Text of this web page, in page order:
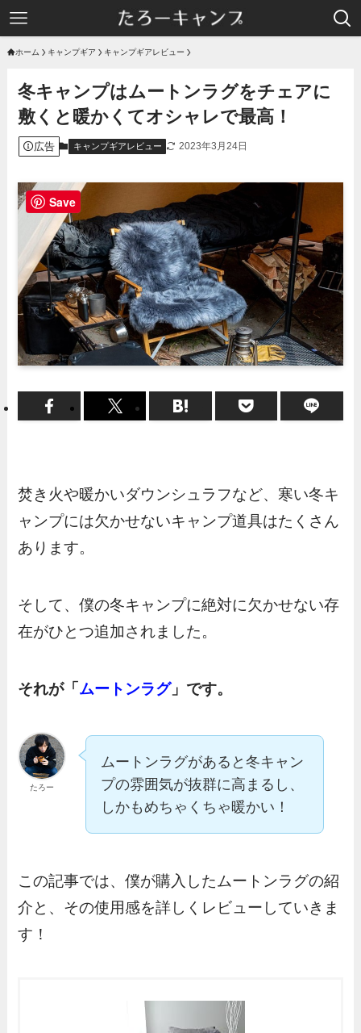
ホーム キャンプギア キャンプギアレビュー
冬キャンプはムートンラグをチェアに
敷くと暖かくてオシャレで最高！
広告 キャンプギアレビュー 2023年3月24日
焚き火や暖かいダウンシュラフなど、寒い冬キ
ャンプには欠かせないキャンプ道具はたくさん
あります。
そして、僕の冬キャンプに絶対に欠かせない存
在がひとつ追加されました。
それが「ムートンラグ」です。
たろー
ムートンラグがあると冬キャン
プの雰囲気が抜群に高まるし、
しかもめちゃくちゃ暖かい！
この記事では、僕が購入したムートンラグの紹
介と、その使用感を詳しくレビューしていきま
す！
Save